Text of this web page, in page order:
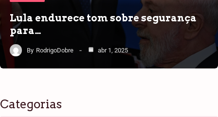
Lula endurece tom sobre segurança
para…
By RodrigoDobre abr 1, 2025
Categorias